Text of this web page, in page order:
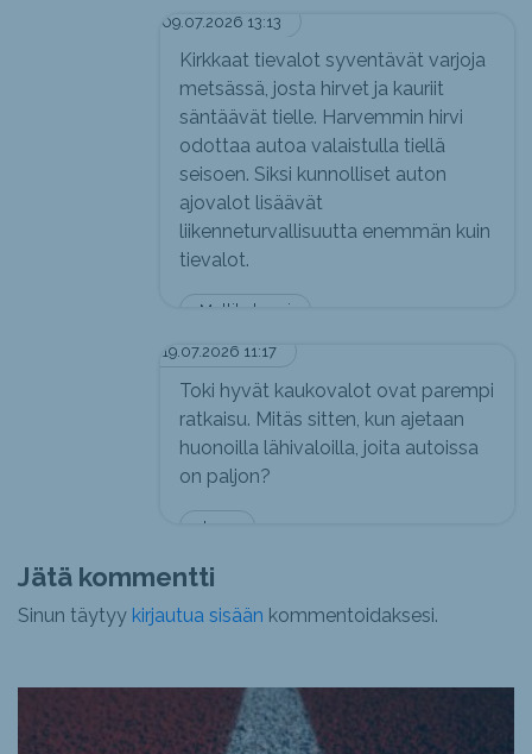
09.07.2026 13:13
Mullikuhnuri
Kirkkaat tievalot syventävät varjoja
metsässä, josta hirvet ja kauriit
säntäävät tielle. Harvemmin hirvi
odottaa autoa valaistulla tiellä
seisoen. Siksi kunnolliset auton
ajovalot lisäävät
liikenneturvallisuutta enemmän kuin
tievalot.
19.07.2026 11:17
Jerry
Toki hyvät kaukovalot ovat parempi
ratkaisu. Mitäs sitten, kun ajetaan
huonoilla lähivaloilla, joita autoissa
on paljon?
Jätä kommentti
Sinun täytyy kirjautua sisään kommentoidaksesi.